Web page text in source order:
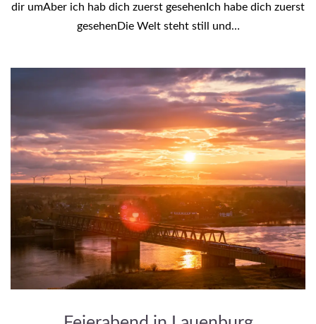
dir umAber ich hab dich zuerst gesehenIch habe dich zuerst
gesehenDie Welt steht still und…